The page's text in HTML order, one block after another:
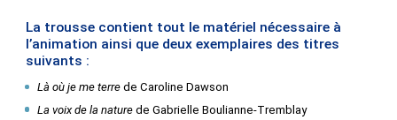
La trousse contient tout le matériel nécessaire à
l’animation ainsi que deux exemplaires des titres
suivants :
Là où je me terre de Caroline Dawson
La voix de la nature de Gabrielle Boulianne-Tremblay